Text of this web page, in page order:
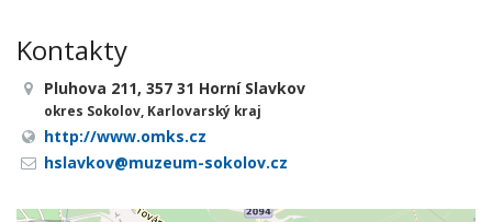
Kontakty
Pluhova 211, 357 31 Horní Slavkov
okres Sokolov, Karlovarský kraj
http://www.omks.cz
hslavkov@muzeum-sokolov.cz